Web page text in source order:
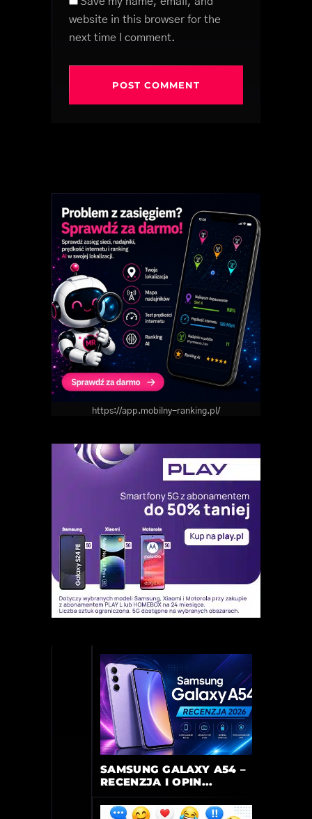
website in this browser for the
next time I comment.
https://app.mobilny-ranking.pl/
SAMSUNG GALAXY A54 –
RECENZJA I OPIN...